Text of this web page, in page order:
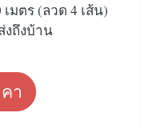
มตร (ลวด 4 เส้น)
งถึงบ้าน
า